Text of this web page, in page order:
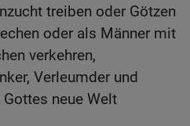
treiben oder Götzen
oder als Männer mit
verkehren,
Verleumder und
neue Welt